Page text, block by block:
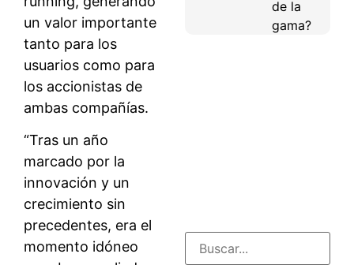
un valor importante
tanto para los
usuarios como para
los accionistas de
ambas compañías.
“Tras un año
marcado por la
innovación y un
crecimiento sin
precedentes, era el
momento idóneo
de la
gama?